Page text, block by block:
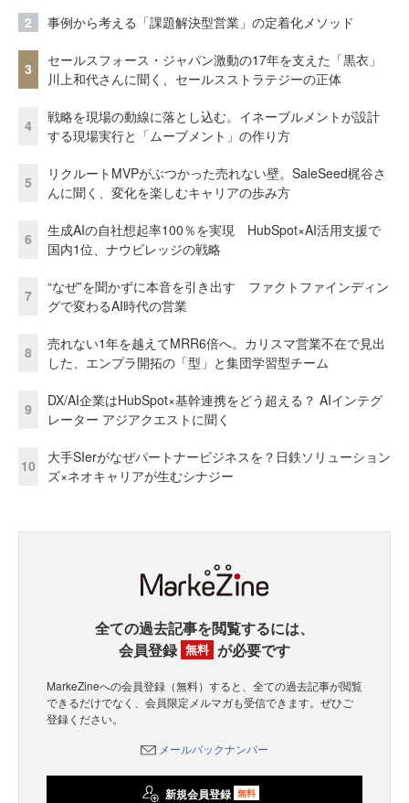
2 事例から考える「課題解決型営業」の定着化メソッド
3
セールスフォース・ジャパン激動の17年を支えた「黒衣」
川上和代さんに聞く、セールスストラテジーの正体
4
戦略を現場の動線に落とし込む。イネーブルメントが設計
する現場実行と「ムーブメント」の作り方
5
リクルートMVPがぶつかった売れない壁。SaleSeed梶谷さ
んに聞く、変化を楽しむキャリアの歩み方
6
生成AIの自社想起率100％を実現 HubSpot×AI活用支援で
国内1位、ナウビレッジの戦略
7
“なぜ”を聞かずに本音を引き出す ファクトファインディン
グで変わるAI時代の営業
8
売れない1年を越えてMRR6倍へ。カリスマ営業不在で見出
した、エンプラ開拓の「型」と集団学習型チーム
9
DX/AI企業はHubSpot×基幹連携をどう超える？ AIインテグ
レーター アジアクエストに聞く
10
大手SIerがなぜパートナービジネスを？日鉄ソリューション
ズ×ネオキャリアが生むシナジー
全ての過去記事を閲覧するには、
会員登録 無料 が必要です
MarkeZineへの会員登録（無料）すると、全ての過去記事が閲覧
できるだけでなく、会員限定メルマガも受信できます。ぜひご
登録ください。
メールバックナンバー
新規会員登録 無料